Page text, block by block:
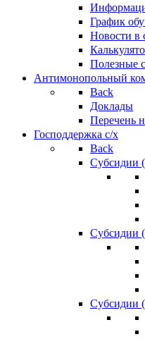
График
Новости в
Полезные
Антимонопольный
Back
Доклады
Перечень
Господдержка с/х
Back